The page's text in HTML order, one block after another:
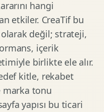
hangi
etkiler. CreaTif bu
değil; strateji,
içerik
birlikte ele alır.
kitle, rekabet
marka tonu
yapısı bu ticari